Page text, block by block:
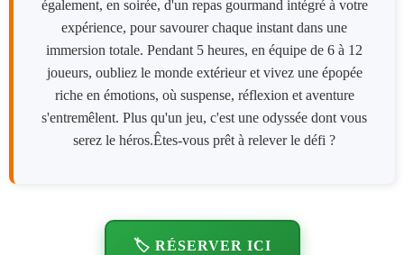
également, en soirée, d'un repas gourmand intégré à votre
expérience, pour savourer chaque instant dans une
immersion totale. Pendant 5 heures, en équipe de 6 à 12
joueurs, oubliez le monde extérieur et vivez une épopée
riche en émotions, où suspense, réflexion et aventure
s'entremêlent. Plus qu'un jeu, c'est une odyssée dont vous
serez le héros.Êtes-vous prêt à relever le défi ?
🏷️ RÉSERVER ICI